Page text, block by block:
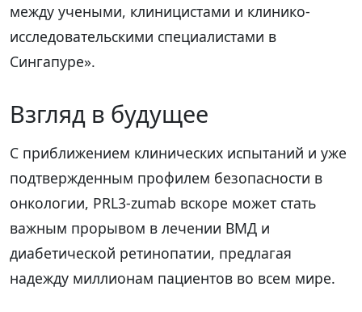
между учеными, клиницистами и клинико-
исследовательскими специалистами в
Сингапуре».
Взгляд в будущее
С приближением клинических испытаний и уже
подтвержденным профилем безопасности в
онкологии, PRL3-zumab вскоре может стать
важным прорывом в лечении ВМД и
диабетической ретинопатии, предлагая
надежду миллионам пациентов во всем мире.